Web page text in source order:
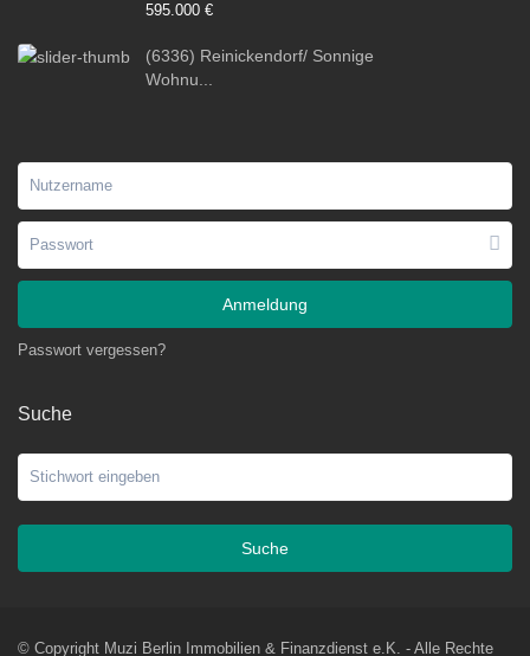
595.000 €
(6336) Reinickendorf/ Sonnige
Wohnu...
Anmeldung
Passwort vergessen?
Suche
Suche
© Copyright Muzi Berlin Immobilien & Finanzdienst e.K. - Alle Rechte